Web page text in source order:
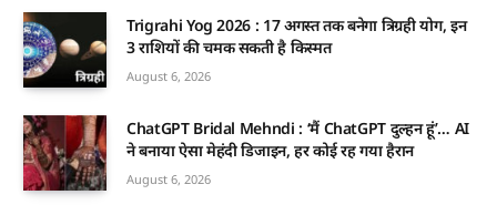
Trigrahi Yog 2026 : 17 अगस्त तक बनेगा त्रिग्रही योग, इन
3 राशियों की चमक सकती है किस्मत
August 6, 2026
ChatGPT Bridal Mehndi : ‘मैं ChatGPT दुल्हन हूं’… AI
ने बनाया ऐसा मेहंदी डिजाइन, हर कोई रह गया हैरान
August 6, 2026